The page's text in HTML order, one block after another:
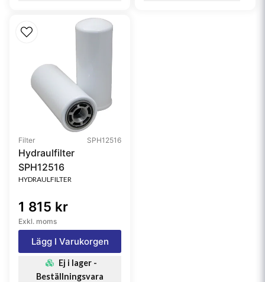
Filter SPH12516
Hydraulfilter
SPH12516
HYDRAULFILTER
1 815 kr
Exkl. moms
Lägg I Varukorgen
Ej i lager -
Beställningsvara